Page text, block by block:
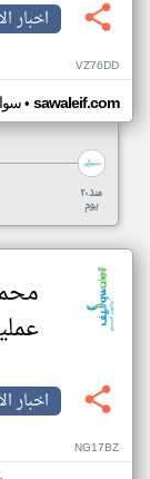
اخبار
VZ76DD
• sawaleif.com
منذ ٢٠
يوم
اخبار
NG17BZ